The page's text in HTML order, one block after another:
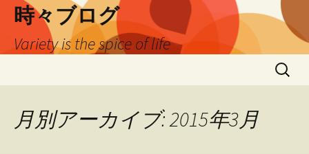
時々ブログ
Variety is the spice of life
検
索:
月別アーカイブ: 2015年3月